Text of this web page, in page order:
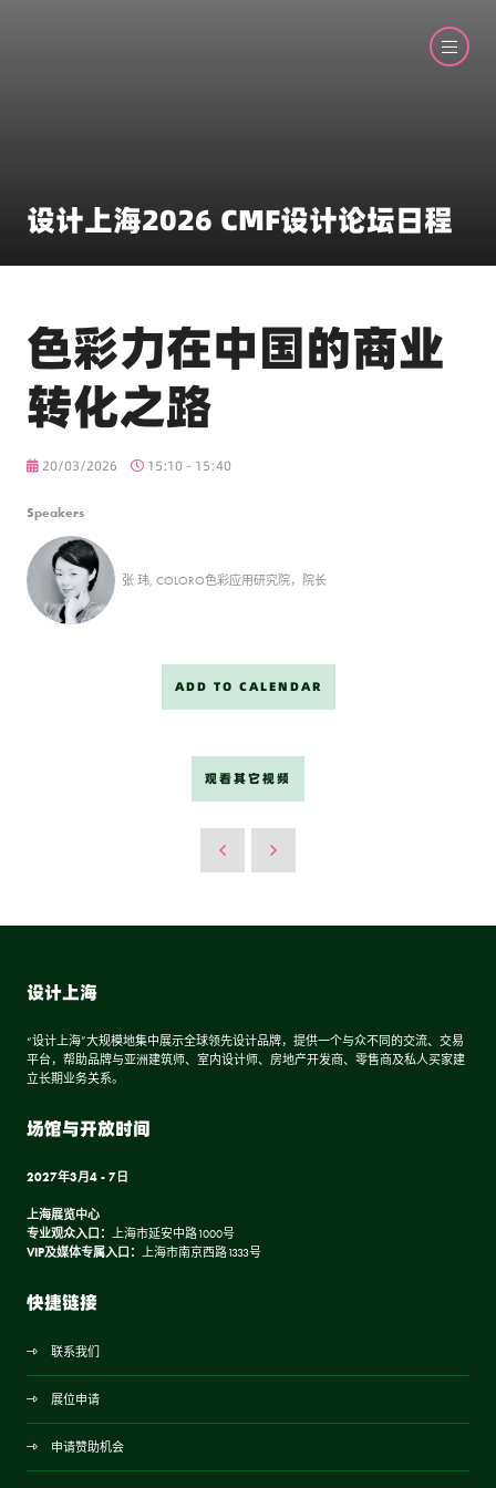
设计上海2026 CMF设计论坛日程
色彩力在中国的商业
转化之路
20/03/2026 15:10 - 15:40
Speakers
张 玮, COLORO色彩应用研究院，院长
ADD TO CALENDAR
观看其它视频
设计上海
“设计上海”大规模地集中展示全球领先设计品牌，提供一个与众不同的交流、交易
平台，帮助品牌与亚洲建筑师、室内设计师、房地产开发商、零售商及私人买家建
立长期业务关系。
场馆与开放时间
2027年3月4 - 7日
上海展览中心
专业观众入口： 上海市延安中路1000号
VIP及媒体专属入口： 上海市南京西路1333号
快捷链接
联系我们
展位申请
申请赞助机会